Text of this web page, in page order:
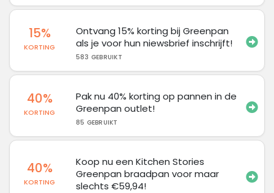
15%
KORTING
Ontvang 15% korting bij Greenpan
als je voor hun niewsbrief inschrijft!
583 GEBRUIKT
40%
KORTING
Pak nu 40% korting op pannen in de
Greenpan outlet!
85 GEBRUIKT
40%
KORTING
Koop nu een Kitchen Stories
Greenpan braadpan voor maar
slechts €59,94!